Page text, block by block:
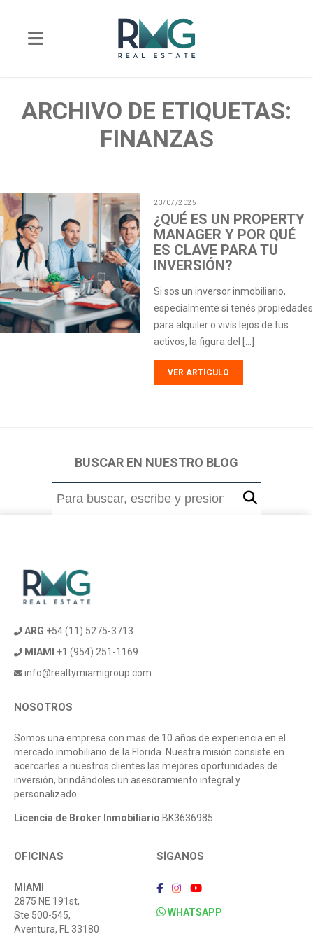
ARCHIVO DE ETIQUETAS:
FINANZAS
23/07/2025
¿QUÉ ES UN PROPERTY
MANAGER Y POR QUÉ
ES CLAVE PARA TU
INVERSIÓN?
Si sos un inversor inmobiliario,
especialmente si tenés propiedades
para alquiler o vivís lejos de tus
activos, la figura del […]
VER ARTÍCULO
BUSCAR EN NUESTRO BLOG
ARG +54 (11) 5275-3713
MIAMI
+1 (954) 251-1169
info@realtymiamigroup.com
NOSOTROS
Somos una empresa con mas de 10 años de experiencia en el
mercado inmobiliario de la Florida. Nuestra misión consiste en
acercarles a nuestros clientes las mejores oportunidades de
inversión, brindándoles un asesoramiento integral y
personalizado.
Licencia de Broker Inmobiliario BK3636985
OFICINAS
MIAMI
2875 NE 191st,
Ste 500-545,
Aventura, FL 33180
SÍGANOS
WHATSAPP